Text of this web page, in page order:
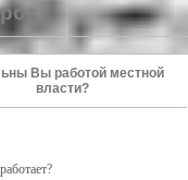
Вы работой местной
власти?